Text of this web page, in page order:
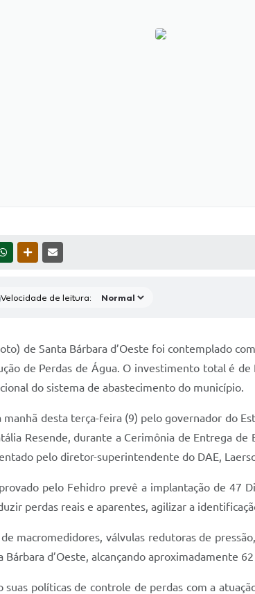
WHATSAPPOUTRAS MÍDIAS
Velocidade de leitura:
de Santa Bárbara d’Oeste foi contemplado
de Perdas de Água. O investimento total é
do sistema de abastecimento do município.
desta terça-feira (9) pelo governador do
Resende, durante a Cerimônia de Entrega
pelo diretor-superintendente do DAE,
pelo Fehidro prevê a implantação de 47
perdas reais e aparentes, agilizar a
macromedidores, válvulas redutoras de
d’Oeste, alcançando aproximadamente
políticas de controle de perdas com a